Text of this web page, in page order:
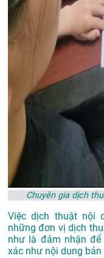
Chuyên gia dịch
Việc dịch thuật nội
những đơn vị dịch
như là đảm nhận
xác như nội dung bản